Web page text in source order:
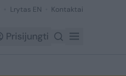
Lrytas EN Kontaktai
Prisijungti